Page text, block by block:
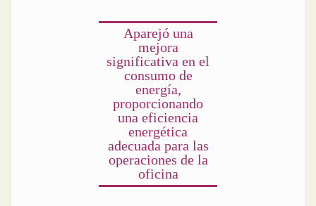
Aparejó una
mejora
significativa en el
consumo de
energía,
proporcionando
una eficiencia
energética
adecuada para las
operaciones de la
oficina